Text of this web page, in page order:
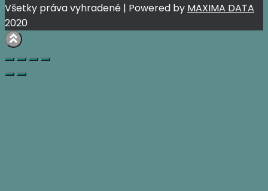
Všetky práva vyhradené | Powered by MAXIMA DATA
2020